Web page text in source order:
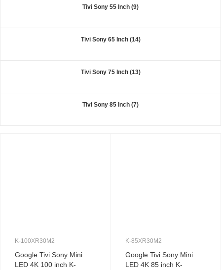
Tivi Sony 55 Inch (9)
Tivi Sony 65 Inch (14)
Tivi Sony 75 Inch (13)
Tivi Sony 85 Inch (7)
K-100XR30M2
Google Tivi Sony Mini
LED 4K 100 inch K-
K-85XR30M2
Google Tivi Sony Mini
LED 4K 85 inch K-